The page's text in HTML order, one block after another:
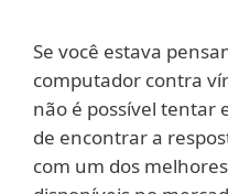
Se você estava
computador contra
não é possível tentar
de encontrar a
com um dos